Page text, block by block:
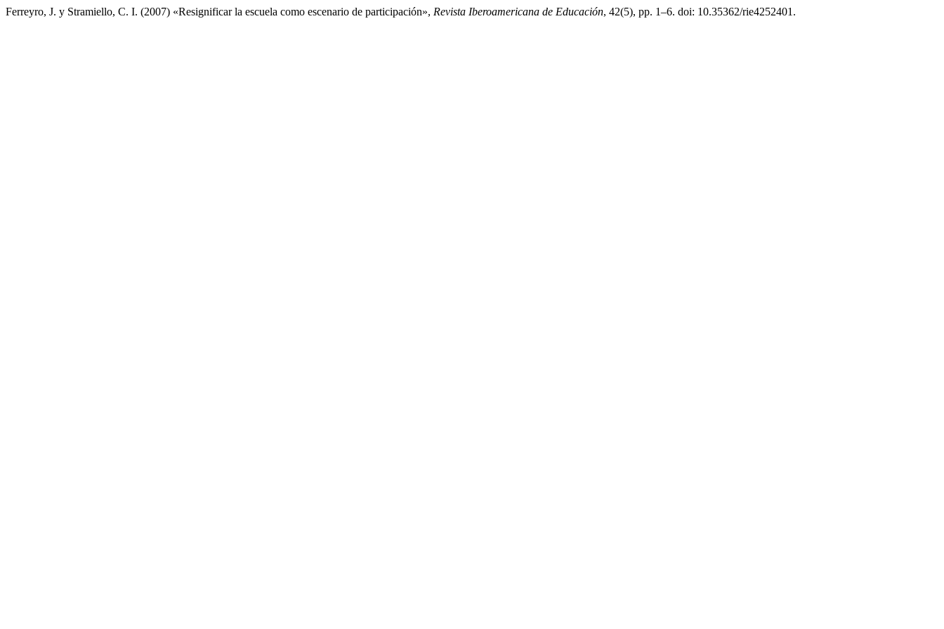
Ferreyro, J. y Stramiello, C. I. (2007) «Resignificar la escuela como escenario de participación», Revista Iberoamericana de Educación, 42(5), pp. 1–6. doi: 10.35362/rie4252401.